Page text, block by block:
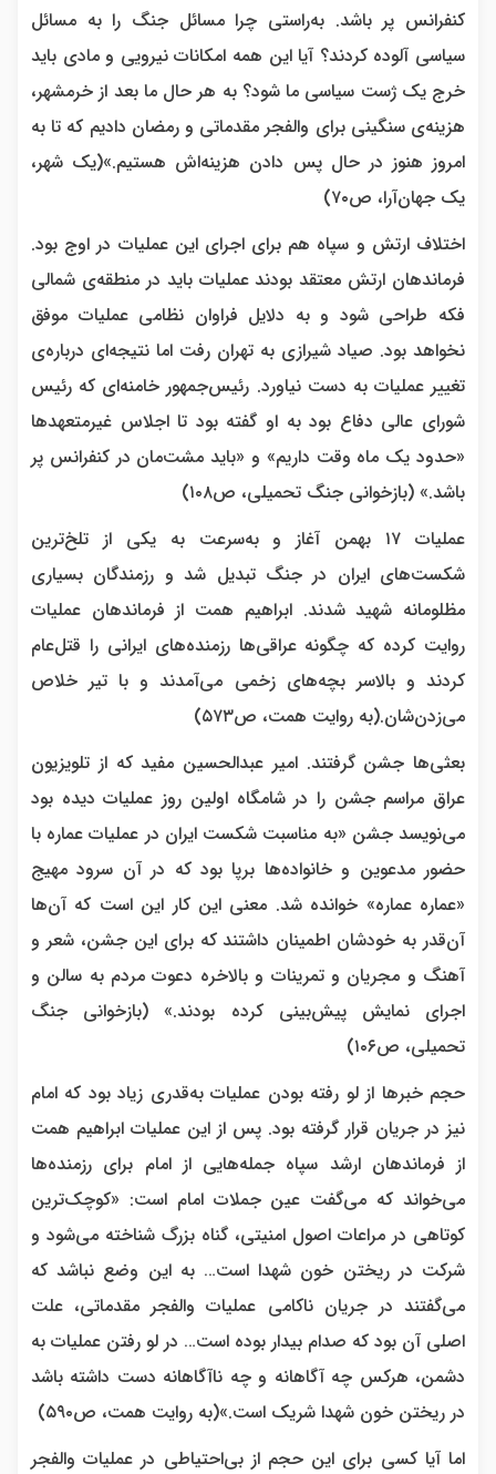
کنفرانس پر باشد. به‌راستی چرا مسائل جنگ را به مسائل
سیاسی آلوده کردند؟ آیا این همه امکانات نیرویی و مادی باید
خرج یک ژست سیاسی ما شود؟ به هر حال ما بعد از خرمشهر،
هزینه‌ی سنگینی برای والفجر مقدماتی و رمضان دادیم که تا به
امروز هنوز در حال پس دادن هزینه‌اش هستیم.»(یک شهر،
یک جهان‌آرا، ص‌۷۰)
اختلاف ارتش و سپاه هم برای اجرای این عملیات در اوج بود.
فرماندهان ارتش معتقد بودند عملیات باید در منطقه‌ی شمالی
فکه طراحی شود و به دلایل فراوان نظامی عملیات موفق
نخواهد بود. صیاد شیرازی به تهران رفت اما نتیجه‌ای درباره‌ی
تغییر عملیات به ‌دست نیاورد. رئیس‌جمهور خامنه‌ای که رئیس
شورای عالی دفاع بود به او گفته بود تا اجلاس غیرمتعهدها
«حدود یک ماه وقت داریم» و «باید مشت‌مان در کنفرانس پر
باشد.» (بازخوانی جنگ تحمیلی، ص۱۰۸)
عملیات ۱۷ بهمن آغاز و به‌سرعت به یکی از تلخ‌ترین
شکست‌های ایران در جنگ تبدیل شد و رزمندگان بسیاری
مظلومانه شهید شدند. ابراهیم همت از فرماندهان عملیات
روایت کرده که چگونه عراقی‌ها رزمنده‌های ایرانی را قتل‌عام
کردند و بالاسر بچه‌های زخمی می‌آمدند و با تیر خلاص
می‌زدن‌شان.(به روایت همت، ص۵۷۳)
بعثی‌ها جشن گرفتند. امیر عبدالحسین مفید که از تلویزیون
عراق مراسم جشن را در شامگاه اولین روز عملیات دیده بود
می‌نویسد جشن «به مناسبت شکست ایران در عملیات عماره با
حضور مدعوین و خانواده‌ها برپا بود که در آن سرود مهیج
«عماره عماره» خوانده شد. معنی این کار این است که آن‌ها
آن‌قدر به خودشان اطمینان داشتند که برای این جشن، شعر و
آهنگ و مجریان و تمرینات و بالاخره دعوت مردم به سالن و
اجرای نمایش پیش‌بینی کرده بودند.» (بازخوانی جنگ
تحمیلی، ص۱۰۶)
حجم خبرها از لو رفته بودن عملیات به‌قدری زیاد بود که امام
نیز در جریان قرار گرفته بود. پس از این عملیات ابراهیم همت
از فرماندهان ارشد سپاه جمله‌هایی از امام برای رزمنده‌ها
می‌خواند که می‌گفت عین جملات امام است: «کوچک‌ترین
کوتاهی در مراعات اصول امنیتی، گناه بزرگ شناخته می‌شود و
شرکت در ریختن خون شهدا است… به این وضع نباشد که
می‌گفتند در جریان ناکامی عملیات والفجر مقدماتی، علت
اصلی آن بود که صدام بیدار بوده است… در لو رفتن عملیات به
دشمن، هرکس چه آگاهانه و چه ناآگاهانه دست داشته باشد
در ریختن خون شهدا شریک است.»(به روایت همت، ص۵۹۰)
اما آیا کسی برای این حجم از بی‌احتیاطی در عملیات والفجر